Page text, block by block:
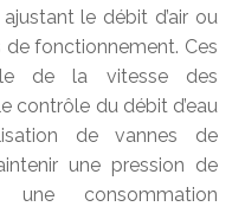
le débit d’air ou
de fonctionnement. Ces
de la vitesse des
contrôle du débit d’eau
de vannes de
une pression de
consommation